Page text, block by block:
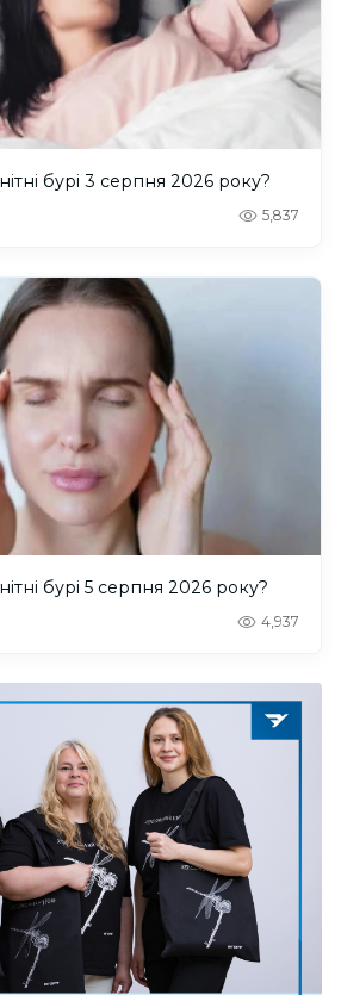
бурі 3 серпня 2026 року?
5,837
бурі 5 серпня 2026 року?
4,937